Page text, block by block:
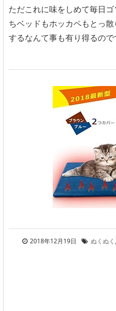
ただこれに味をしめて毎日
ちベッドもホッカペもとっ
するなんて事も有り得るので
2018年12月19日 ぬくぬく ,